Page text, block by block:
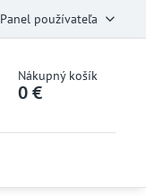
Panel používateľa
Nákupný košík
0 €